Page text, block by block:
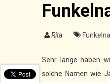
Rita
Sehr lange haben
solche Namen wie